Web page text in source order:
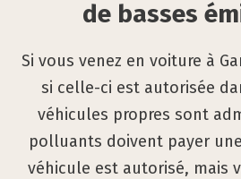
de basses
Si vous venez en voiture à
si celle-ci est autorisée
véhicules propres sont
polluants doivent payer
véhicule est autorisé, mais
sein
zone